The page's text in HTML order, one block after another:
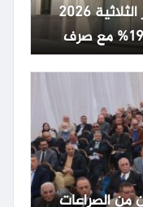
تنافس البنوك.. شهادة بنك مصر الثلاثية 2026
تمنح عائدا متغيرا يصل الى 19.82% مع صرف
من الصراعات